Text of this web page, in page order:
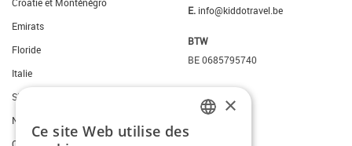
Croatie et Monténégro
Emirats
Floride
Italie
Slovenie
New York
E. info@kiddotravel.be
BTW
BE 0685795740
×
Ce site Web utilise des